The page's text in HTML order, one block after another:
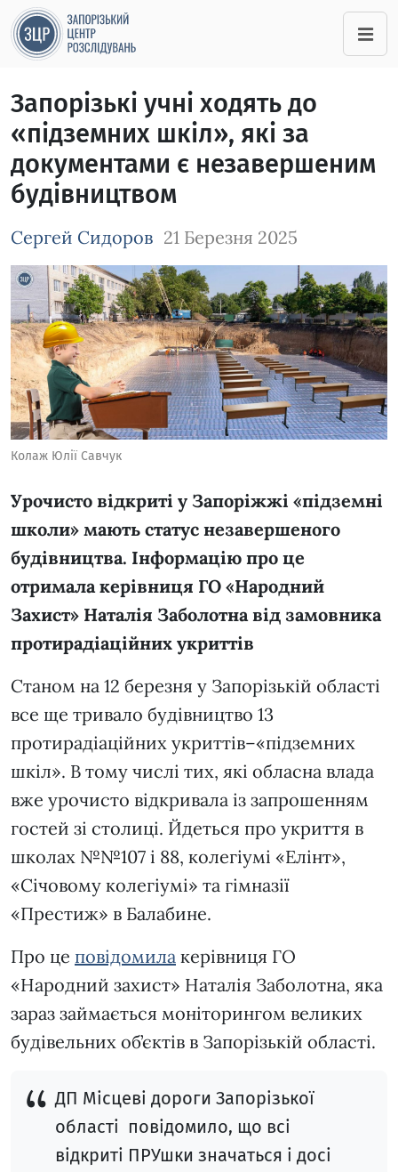
Запорізькі учні ходять до
«підземних шкіл», які за
документами є незавершеним
будівництвом
Сергей Сидоров 21 Березня 2025
Зображення завантажується
Колаж Юлії Савчук
Урочисто відкриті у Запоріжжі «підземні
школи» мають статус незавершеного
будівництва. Інформацію про це
отримала керівниця ГО «Народний
Захист» Наталія Заболотна від замовника
протирадіаційних укриттів
Станом на 12 березня у Запорізькій області
все ще тривало будівництво 13
протирадіаційних укриттів–«підземних
шкіл». В тому числі тих, які обласна влада
вже урочисто відкривала із запрошенням
гостей зі столиці. Йдеться про укриття в
школах №№107 і 88, колегіумі «Елінт»,
«Січовому колегіумі» та гімназії
«Престиж» в Балабине.
Про це повідомила керівниця ГО
«Народний захист» Наталія Заболотна, яка
зараз займається моніторингом великих
будівельних об’єктів в Запорізькій області.
ДП Місцеві дороги Запорізької
області повідомило, що всі
відкриті ПРУшки значаться і досі